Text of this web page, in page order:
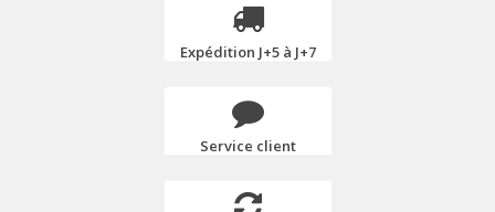
Expédition J+5 à J+7
Service client